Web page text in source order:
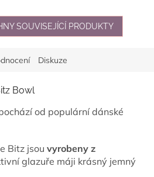
SOUVISEJÍCÍ PRODUKTY
Diskuze
Bowl
od populární dánské
Bitz jsou vyrobeny z
glazuře máji krásný jemný